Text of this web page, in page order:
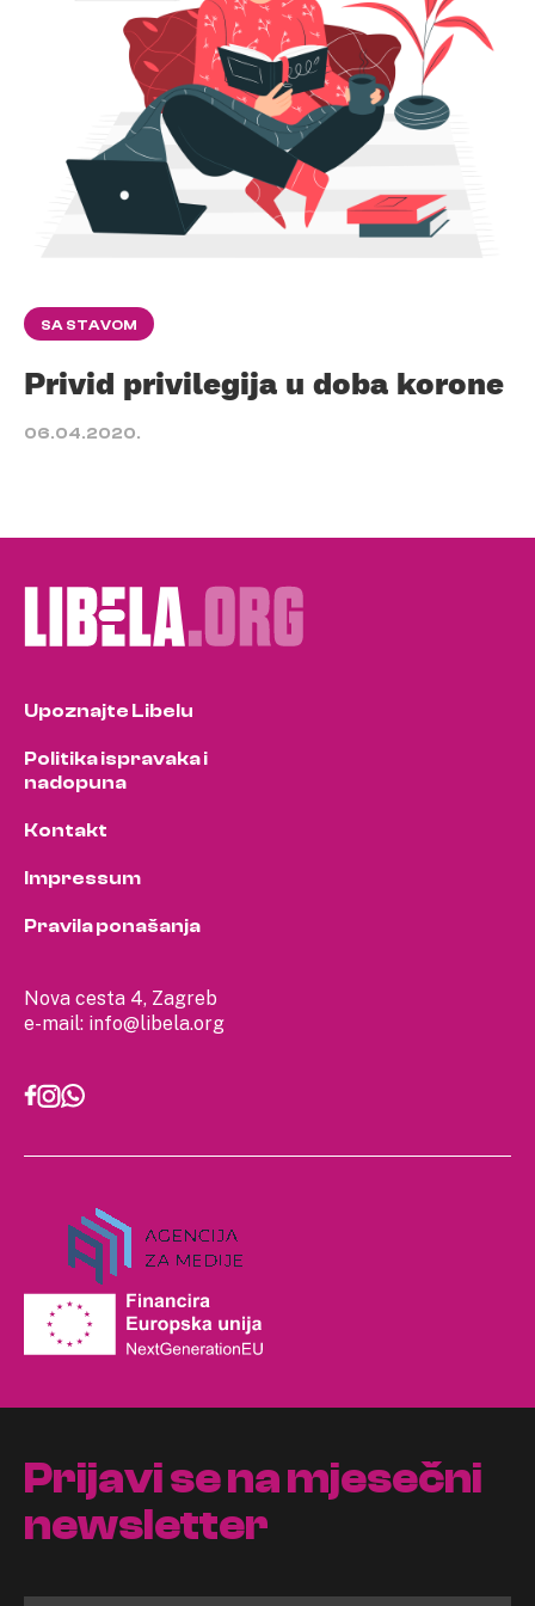
SA STAVOM
Privid privilegija u doba korone
06.04.2020.
Nova cesta 4, Zagreb
e-mail: info@libela.org
Upoznajte Libelu
Politika ispravaka i
nadopuna
Kontakt
Impressum
Pravila ponašanja
Prijavi se na mjesečni
newsletter